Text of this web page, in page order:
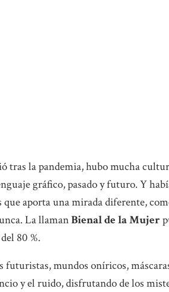
tras la pandemia, hubo mucha
gráfico, pasado y futuro. Y
que aporta una mirada diferente,
La llamanBienal de la Mujer
80 %.
futuristas, mundos oníricos,
y el ruido, disfrutando de los